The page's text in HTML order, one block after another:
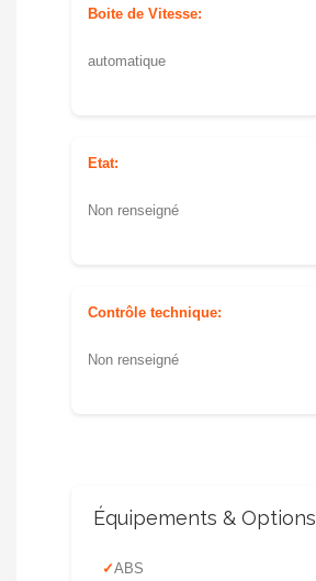
Boite de Vitesse:
automatique
Etat:
Non renseigné
Contrôle technique:
Non renseigné
Équipements & Options
ABS